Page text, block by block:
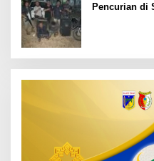
Pencurian di